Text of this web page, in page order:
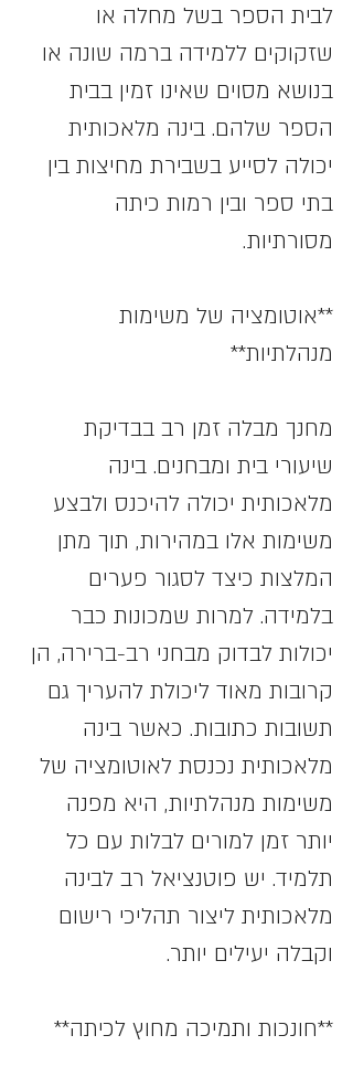
לבית הספר בשל מחלה או
שזקוקים ללמידה ברמה שונה או
בנושא מסוים שאינו זמין בבית
הספר שלהם. בינה מלאכותית
יכולה לסייע בשבירת מחיצות בין
בתי ספר ובין רמות כיתה
מסורתיות.
**אוטומציה של משימות
מנהלתיות**
מחנך מבלה זמן רב בבדיקת
שיעורי בית ומבחנים. בינה
מלאכותית יכולה להיכנס ולבצע
משימות אלו במהירות, תוך מתן
המלצות כיצד לסגור פערים
בלמידה. למרות שמכונות כבר
יכולות לבדוק מבחני רב-ברירה, הן
קרובות מאוד ליכולת להעריך גם
תשובות כתובות. כאשר בינה
מלאכותית נכנסת לאוטומציה של
משימות מנהלתיות, היא מפנה
יותר זמן למורים לבלות עם כל
תלמיד. יש פוטנציאל רב לבינה
מלאכותית ליצור תהליכי רישום
וקבלה יעילים יותר.
**חונכות ותמיכה מחוץ לכיתה**